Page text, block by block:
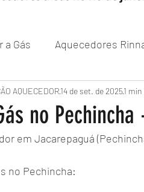
a Gás Aquecedores
Próximo de Rio de
Zona sul RJ aquecedor
no
AQUECEDOR14 de set. de 20251
em Jacarepaguá
no Pechincha: